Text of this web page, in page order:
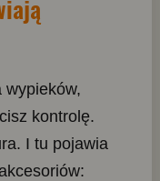
wypieków,
kontrolę.
I tu pojawia